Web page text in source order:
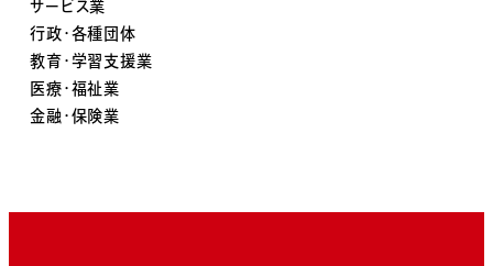
サービス業
行政・各種団体
教育・学習支援業
医療・福祉業
金融・保険業